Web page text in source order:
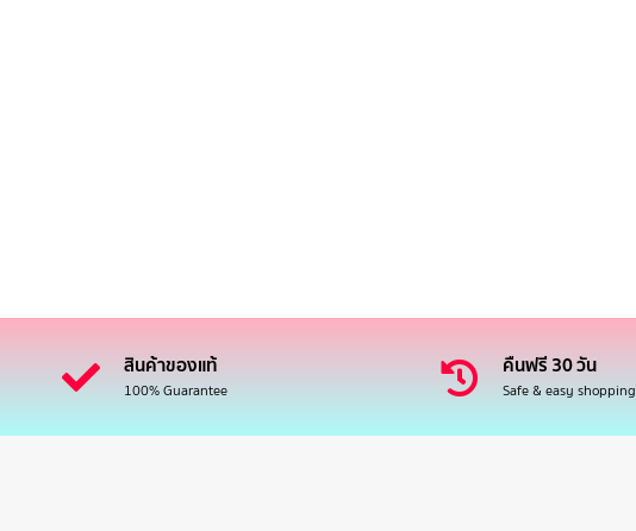
สินค้าของแท้
100% Guarantee
คืนฟรี 30 วัน
Safe & easy shopping